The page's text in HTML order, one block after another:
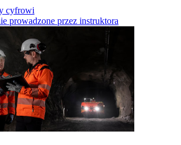
cyfrowi
prowadzone przez instruktora